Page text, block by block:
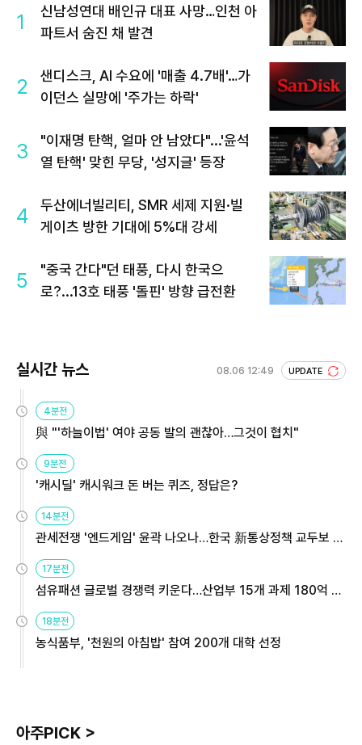
1
신남성연대 배인규 대표 사망…인천 아
파트서 숨진 채 발견
2
샌디스크, AI 수요에 '매출 4.7배'…가
이던스 실망에 '주가는 하락'
3
"이재명 탄핵, 얼마 안 남았다"...'윤석
열 탄핵' 맞힌 무당, '성지글' 등장
4
두산에너빌리티, SMR 세제 지원·빌
게이츠 방한 기대에 5%대 강세
5
"중국 간다"던 태풍, 다시 한국으
로?...13호 태풍 '돌핀' 방향 급전환
실시간 뉴스 08.06 12:49 UPDATE
4분전
與 "'하늘이법' 여야 공동 발의 괜찮아…그것이 협치"
9분전
'캐시딜' 캐시워크 돈 버는 퀴즈, 정답은?
14분전
관세전쟁 '엔드게임' 윤곽 나오나…한국 新통상정책 교두보 활
용해야
17분전
섬유패션 글로벌 경쟁력 키운다…산업부 15개 과제 180억 지
원
18분전
농식품부, '천원의 아침밥' 참여 200개 대학 선정
아주PICK >